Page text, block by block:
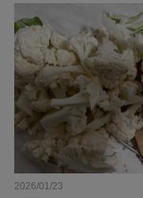
2026/01/23